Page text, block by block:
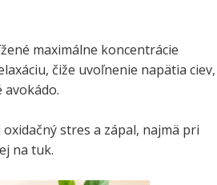
maximálne koncentrácie
čiže uvoľnenie napätia ciev,
avokádo.
stres a zápal, najmä pri
na tuk.